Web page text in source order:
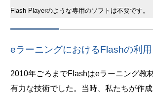
Flash Playerのような専用のソフトは不要です。
eラーニングにおけるFlashの利用
2010年ごろまでFlashはeラーニング教
有力な技術でした。当時、私たちが作